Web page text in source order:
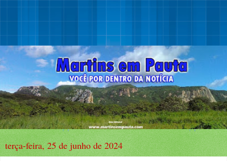
terça-feira, 25 de junho de 2024